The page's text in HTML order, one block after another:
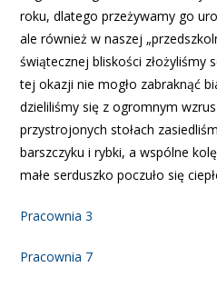
roku, dlatego przeżywamy go
ale również w naszej
świątecznej bliskości złożyliśmy
tej okazji nie mogło zabraknąć
dzieliliśmy się z ogromnym
przystrojonych stołach
barszczyku i rybki, a wspólne
małe serduszko poczuło się
Pracownia 3
Pracownia 7